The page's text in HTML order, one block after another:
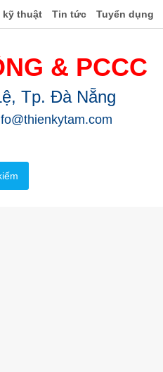
kỹ thuật Tin tức Tuyển dụng
& PCCC
Tp. Đà Nẵng